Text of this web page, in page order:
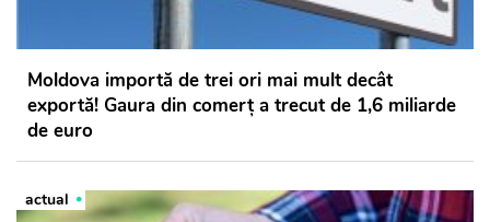
Moldova importă de trei ori mai mult decât
exportă! Gaura din comerț a trecut de 1,6 miliarde
de euro
actual